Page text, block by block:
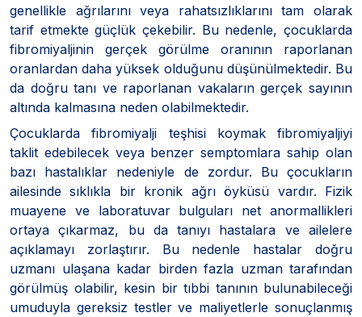
genellikle ağrılarını veya rahatsızlıklarını tam olarak
tarif etmekte güçlük çekebilir. Bu nedenle, çocuklarda
fibromiyaljinin gerçek görülme oranının raporlanan
oranlardan daha yüksek olduğunu düşünülmektedir. Bu
da doğru tanı ve raporlanan vakaların gerçek sayının
altında kalmasına neden olabilmektedir.
Çocuklarda fibromiyalji teşhisi koymak fibromiyaljiyi
taklit edebilecek veya benzer semptomlara sahip olan
bazı hastalıklar nedeniyle de zordur. Bu çocukların
ailesinde sıklıkla bir kronik ağrı öyküsü vardır. Fizik
muayene ve laboratuvar bulguları net anormallikleri
ortaya çıkarmaz, bu da tanıyı hastalara ve ailelere
açıklamayı zorlaştırır. Bu nedenle hastalar doğru
uzmanı ulaşana kadar birden fazla uzman tarafından
görülmüş olabilir, kesin bir tıbbi tanının bulunabileceği
umuduyla gereksiz testler ve maliyetlerle sonuçlanmış